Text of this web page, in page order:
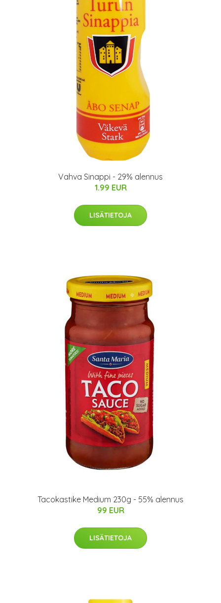
Vahva Sinappi - 29% alennus
1.99 EUR
LISÄTIETOJA
Tacokastike Medium 230g - 55% alennus
99 EUR
LISÄTIETOJA